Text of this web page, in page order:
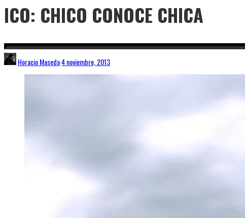
ICO: CHICO CONOCE CHICA
Horacio Maseda4 noviembre, 2013